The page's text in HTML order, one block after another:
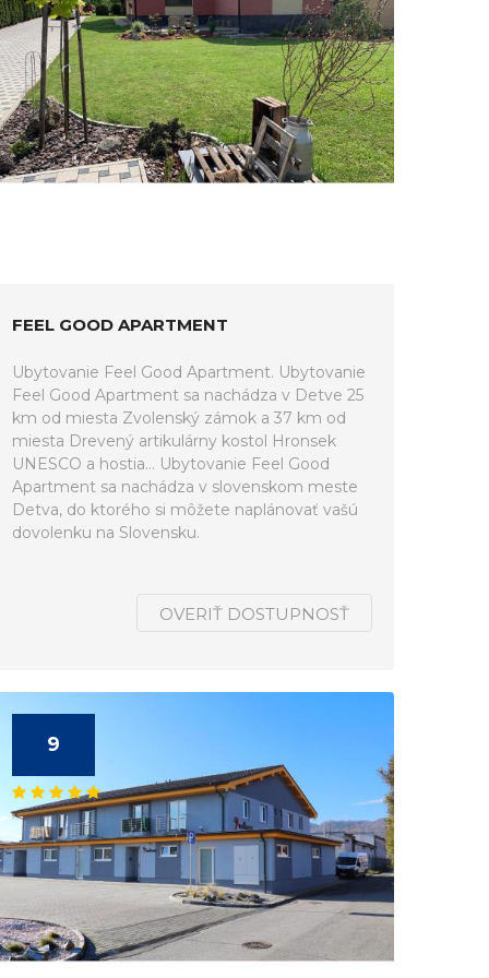
FEEL GOOD APARTMENT
Ubytovanie Feel Good Apartment. Ubytovanie
Feel Good Apartment sa nachádza v Detve 25
km od miesta Zvolenský zámok a 37 km od
miesta Drevený artikulárny kostol Hronsek
UNESCO a hostia... Ubytovanie Feel Good
Apartment sa nachádza v slovenskom meste
Detva, do ktorého si môžete naplánovať vašú
dovolenku na Slovensku.
OVERIŤ DOSTUPNOSŤ
9